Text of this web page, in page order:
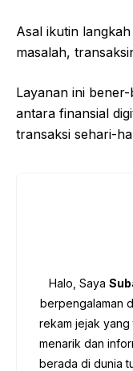
Asal ikutin
masalah,
Layanan ini
antara finansial
transaksi sehari-
Halo, Saya
berpengalaman
rekam jejak
menarik dan
berada di dunia